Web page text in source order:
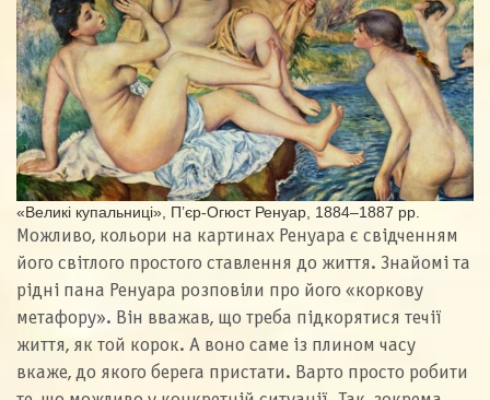
«Великі купальниці», П’єр-Огюст Ренуар, 1884–1887 рр.
Можливо, кольори на картинах Ренуара є свідченням
його світлого простого ставлення до життя. Знайомі та
рідні пана Ренуара розповіли про його «коркову
метафору». Він вважав, що треба підкорятися течії
життя, як той корок. А воно саме із плином часу
вкаже, до якого берега пристати. Варто просто робити